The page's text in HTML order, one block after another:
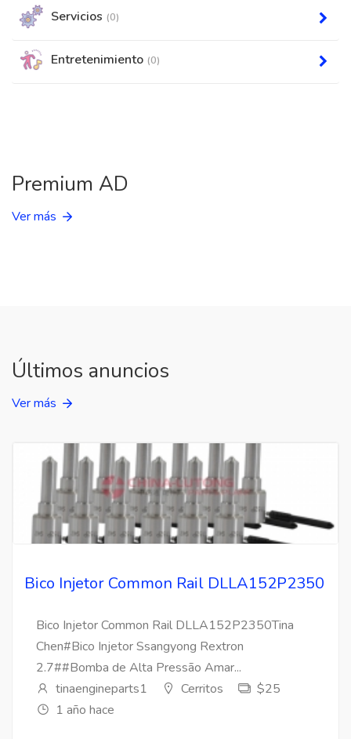
Servicios (0)
Entretenimiento (0)
Premium AD
Ver más
Últimos anuncios
Ver más
Bico Injetor Common Rail DLLA152P2350
Bico Injetor Common Rail DLLA152P2350Tina
Chen#Bico Injetor Ssangyong Rextron
2.7##Bomba de Alta Pressão Amar...
tinaengineparts1
Cerritos
$25
1 año hace